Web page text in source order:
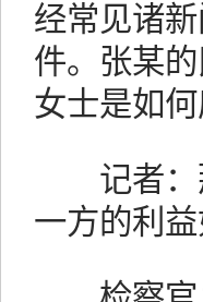
经常见诸
件。张某
女士是如
记者：那
一方的利益